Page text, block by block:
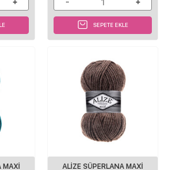
SEPETE EKLE
MAXİ
ALİZE SÜPERLANA MAXİ